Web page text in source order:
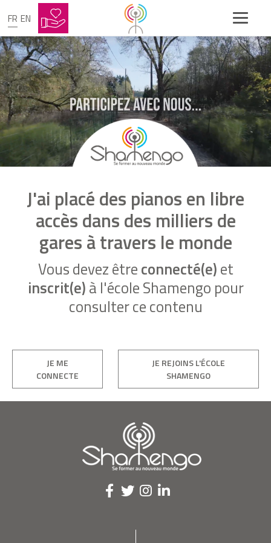
FR EN
J'ai placé des pianos en libre
accès dans des milliers de
gares à travers le monde
Vous devez êtreconnecté(e)et
inscrit(e)à l'école Shamengo pour
consulter ce contenu
JE ME
CONNECTE
JE REJOINS L'ÉCOLE
SHAMENGO